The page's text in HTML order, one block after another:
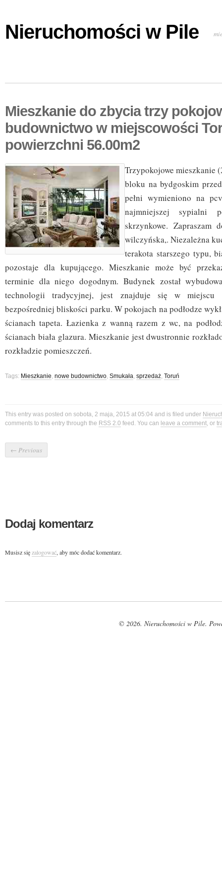
Nieruchomości w Pile
Mieszkanie do zbycia trzy
budownictwo w miejscowości
powierzchni 56.00m2
Trzypokojowe mieszkanie
bloku na bydgoskim
pełni wymieniono na
najmniejszej sypialni
skrzynkowe. Zapraszam
wilczyńska,. Niezależna
terakota starszego typu,
pozostaje dla kupującego. Mieszkanie może być
terminie dla niego dogodnym. Budynek został
technologii tradycyjnej, jest znajduje się w miejscu
bezpośredniej bliskości parku. W pokojach na podłodze
ścianach tapeta. Łazienka z wanną razem z wc, na
ścianach biała glazura. Mieszkanie jest dwustronnie
rozkładzie pomieszczeń.
Tags: Mieszkanie, nowe budownictwo, Smukała, sprzedaż, Toruń
This entry was posted on sobota, 2 maja, 2015 at 05:04 and is filed under
comments to this entry through the RSS 2.0 feed. You can leave a comment, or
← Previous
Dodaj komentarz
Musisz sięzalogować, aby móc dodać komentarz.
© 2026. Nieruchomości w Pile.